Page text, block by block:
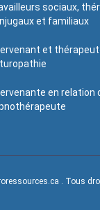
sociaux,
et familiaux
et
en relation
. Tous